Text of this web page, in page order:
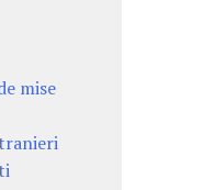
mise